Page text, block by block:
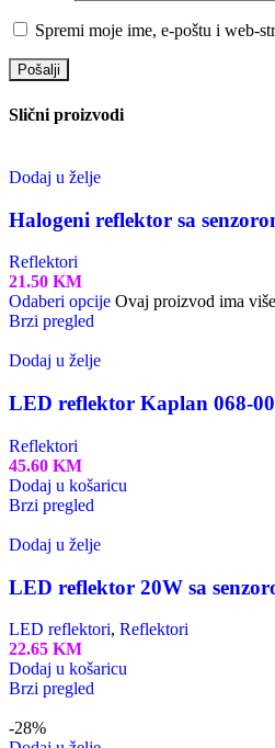
Spremi moje ime, e-poštu i web-
Slični proizvodi
Dodaj u želje
Halogeni reflektor sa
Reflektori
21.50 KM
Odaberi opcije Ovaj proizvod ima
Brzi pregled
Dodaj u želje
LED reflektor Kaplan 068-
Reflektori
45.60 KM
Dodaj u košaricu
Brzi pregled
Dodaj u želje
LED reflektor 20W sa
LED reflektori, Reflektori
22.65 KM
Dodaj u košaricu
Brzi pregled
-28%